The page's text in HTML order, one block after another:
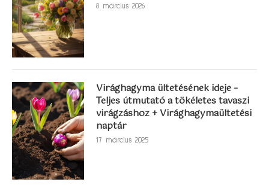
8 március 2026
Virághagyma ültetésének ideje –
Teljes útmutató a tökéletes tavaszi
virágzáshoz + Virághagymaültetési
naptár
17 március 2025